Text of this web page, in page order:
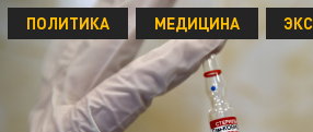
ПОЛИТИКА МЕДИЦИНА